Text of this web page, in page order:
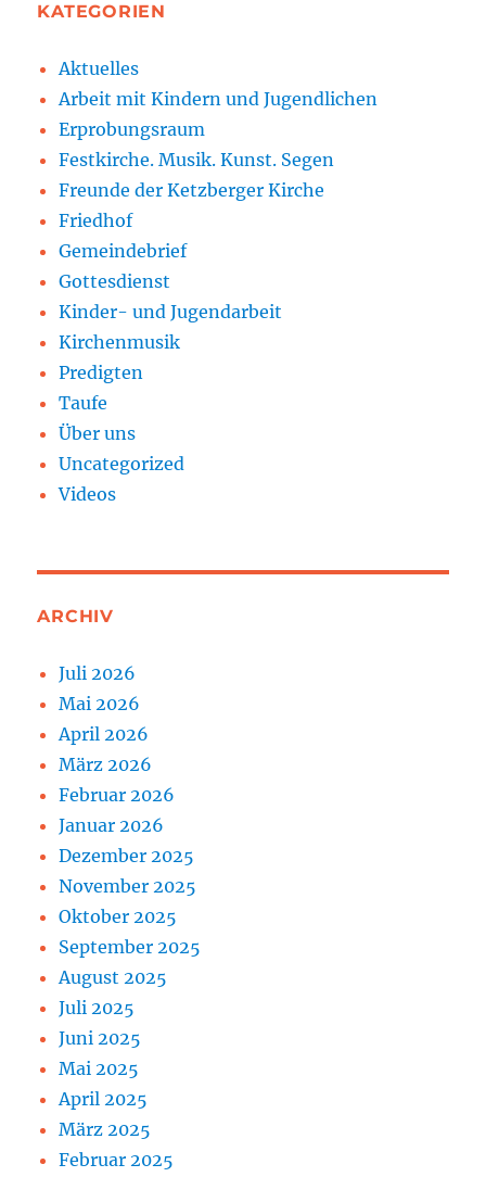
KATEGORIEN
Aktuelles
Arbeit mit Kindern und Jugendlichen
Erprobungsraum
Festkirche. Musik. Kunst. Segen
Freunde der Ketzberger Kirche
Friedhof
Gemeindebrief
Gottesdienst
Kinder- und Jugendarbeit
Kirchenmusik
Predigten
Taufe
Über uns
Uncategorized
Videos
ARCHIV
Juli 2026
Mai 2026
April 2026
März 2026
Februar 2026
Januar 2026
Dezember 2025
November 2025
Oktober 2025
September 2025
August 2025
Juli 2025
Juni 2025
Mai 2025
April 2025
März 2025
Februar 2025